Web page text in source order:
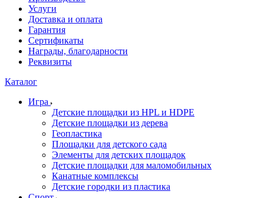
Услуги
Доставка и оплата
Гарантия
Сертификаты
Награды, благодарности
Реквизиты
Каталог
Игра
Детские площадки из HPL и HDPE
Детские площадки из дерева
Геопластика
Площадки для детского сада
Элементы для детских площадок
Детские площадки для маломобильных
Канатные комплексы
Детские городки из пластика